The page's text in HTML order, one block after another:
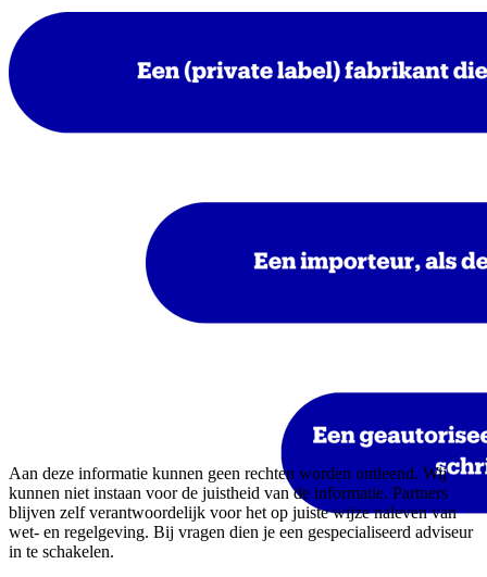
Aan deze informatie kunnen geen rechten worden ontleend. Wij
kunnen niet instaan voor de juistheid van de informatie. Partners
blijven zelf verantwoordelijk voor het op juiste wijze naleven van
wet- en regelgeving. Bij vragen dien je een gespecialiseerd adviseur
in te schakelen.